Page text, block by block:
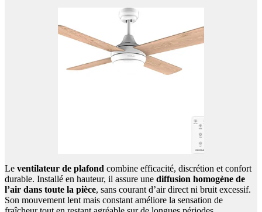
Le ventilateur de plafond combine efficacité, discrétion et confort
durable. Installé en hauteur, il assure une diffusion homogène de
l’air dans toute la pièce, sans courant d’air direct ni bruit excessif.
Son mouvement lent mais constant améliore la sensation de